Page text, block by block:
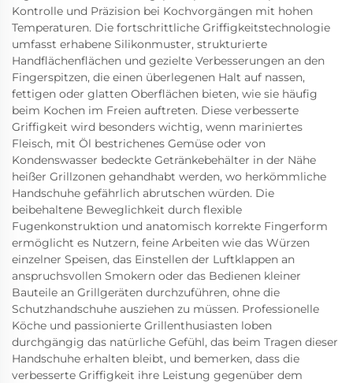
Kontrolle und Präzision bei Kochvorgängen mit hohen
Temperaturen. Die fortschrittliche Griffigkeitstechnologie
umfasst erhabene Silikonmuster, strukturierte
Handflächenflächen und gezielte Verbesserungen an den
Fingerspitzen, die einen überlegenen Halt auf nassen,
fettigen oder glatten Oberflächen bieten, wie sie häufig
beim Kochen im Freien auftreten. Diese verbesserte
Griffigkeit wird besonders wichtig, wenn mariniertes
Fleisch, mit Öl bestrichenes Gemüse oder von
Kondenswasser bedeckte Getränkebehälter in der Nähe
heißer Grillzonen gehandhabt werden, wo herkömmliche
Handschuhe gefährlich abrutschen würden. Die
beibehaltene Beweglichkeit durch flexible
Fugenkonstruktion und anatomisch korrekte Fingerform
ermöglicht es Nutzern, feine Arbeiten wie das Würzen
einzelner Speisen, das Einstellen der Luftklappen an
anspruchsvollen Smokern oder das Bedienen kleiner
Bauteile an Grillgeräten durchzuführen, ohne die
Schutzhandschuhe ausziehen zu müssen. Professionelle
Köche und passionierte Grillenthusiasten loben
durchgängig das natürliche Gefühl, das beim Tragen dieser
Handschuhe erhalten bleibt, und bemerken, dass die
verbesserte Griffigkeit ihre Leistung gegenüber dem